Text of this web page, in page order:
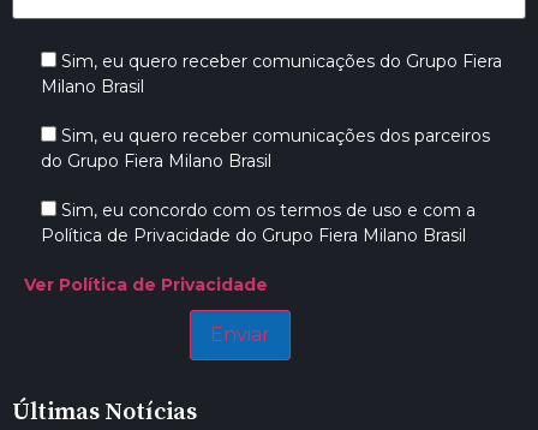
Sim, eu quero receber comunicações do Grupo Fiera
Milano Brasil
Sim, eu quero receber comunicações dos parceiros
do Grupo Fiera Milano Brasil
Sim, eu concordo com os termos de uso e com a
Política de Privacidade do Grupo Fiera Milano Brasil
Ver Política de Privacidade
Últimas Notícias